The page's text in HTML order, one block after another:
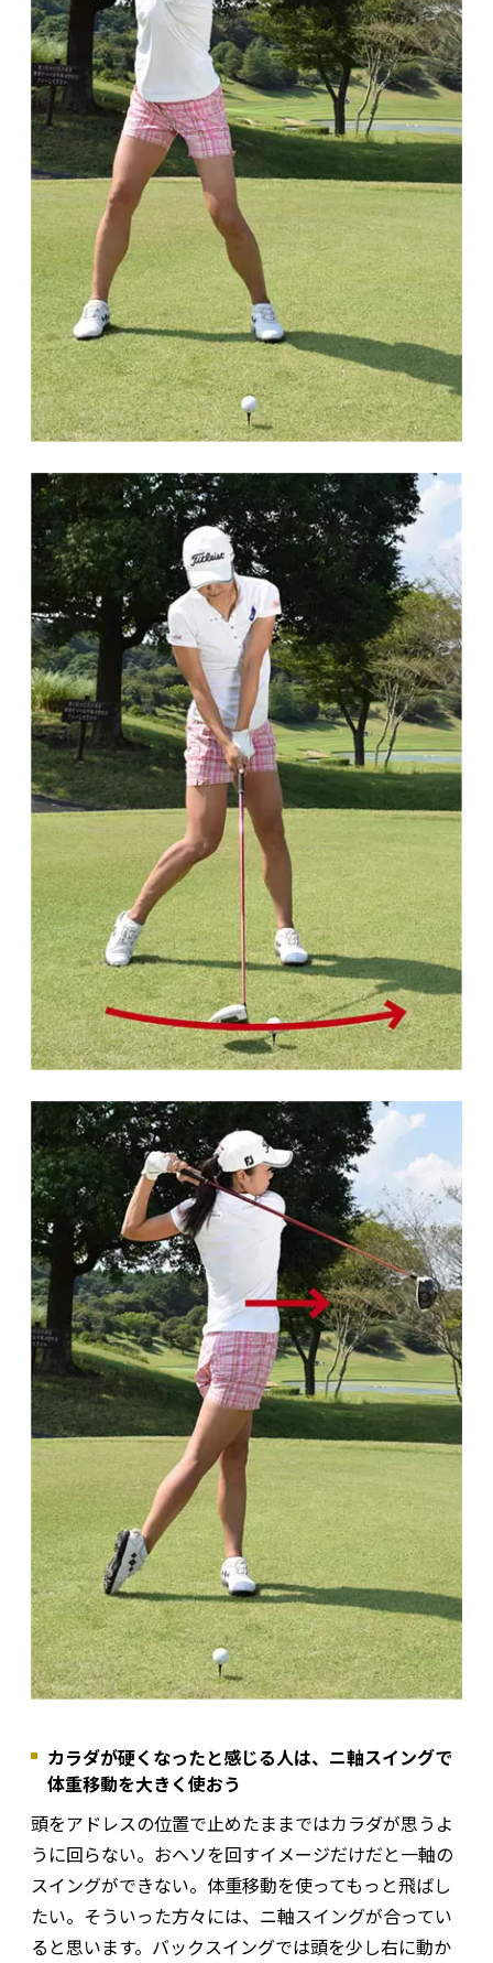
カラダが硬くなったと感じる人は、ニ軸スイングで
体重移動を大きく使おう
頭をアドレスの位置で止めたままではカラダが思うよ
うに回らない。おヘソを回すイメージだけだと一軸の
スイングができない。体重移動を使ってもっと飛ばし
たい。そういった方々には、ニ軸スイングが合ってい
ると思います。バックスイングでは頭を少し右に動か